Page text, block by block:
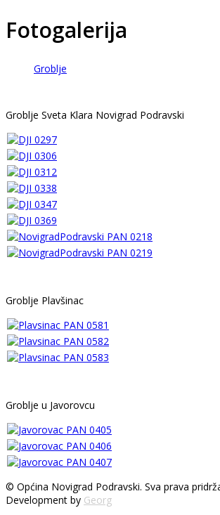
Fotogalerija
Groblje
Groblje Sveta Klara Novigrad Podravski
Groblje Plavšinac
Groblje u Javorovcu
© Općina Novigrad Podravski. Sva prava
Development by Georg